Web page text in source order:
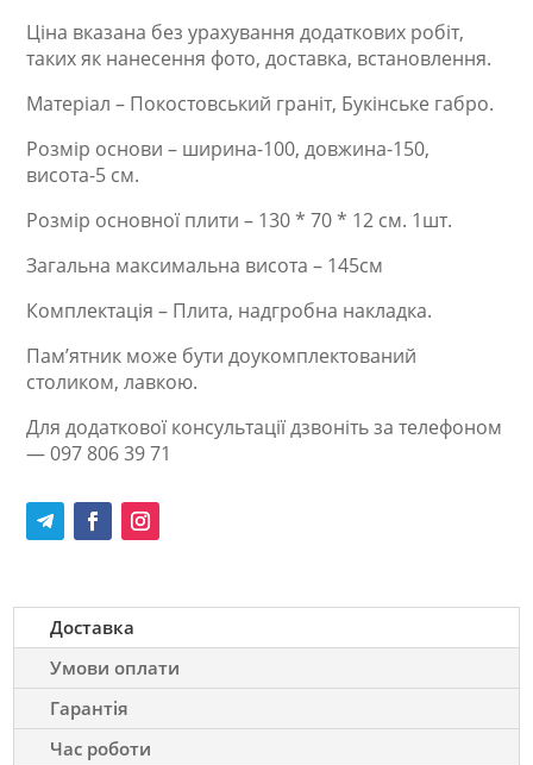
Ціна вказана без урахування додаткових робіт,
таких як нанесення фото, доставка, встановлення.
Матеріал – Покостовський граніт, Букінське габро.
Розмір основи – ширина-100, довжина-150,
висота-5 см.
Розмір основної плити – 130 * 70 * 12 см. 1шт.
Загальна максимальна висота – 145см
Комплектація – Плита, надгробна накладка.
Пам’ятник може бути доукомплектований
столиком, лавкою.
Для додаткової консультації дзвоніть за телефоном
— 097 806 39 71
Доставка
Умови оплати
Гарантія
Час роботи